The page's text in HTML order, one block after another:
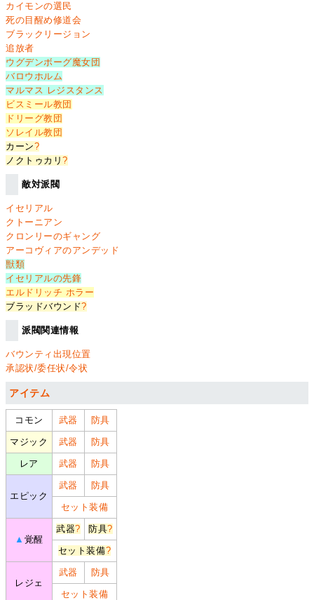
カイモンの選民
死の目醒め修道会
ブラックリージョン
追放者
ウグデンボーグ魔女団
バロウホルム
マルマス レジスタンス
ビスミール教団
ドリーグ教団
ソレイル教団
カーン?
ノクトゥカリ?
敵対派閥
イセリアル
クトーニアン
クロンリーのギャング
アーコヴィアのアンデッド
獣類
イセリアルの先鋒
エルドリッチ ホラー
ブラッドバウンド?
派閥関連情報
バウンティ出現位置
承認状/委任状/令状
アイテム
コモン 武器 防具
マジック 武器 防具
レア 武器 防具
エピック
武器 防具
セット装備
▲ 覚醒
武器? 防具?
セット装備?
レジェ
武器 防具
セット装備